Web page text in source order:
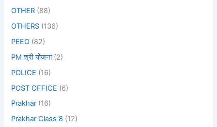
OTHER (88)
OTHERS (136)
PEEO (82)
PM श्री योजना(2)
POLICE (16)
POST OFFICE (6)
Prakhar (16)
Prakhar Class 8 (12)